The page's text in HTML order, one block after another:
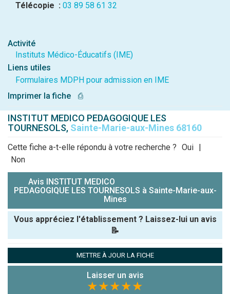
Télécopie : 03 89 58 61 32
Activité
Instituts Médico-Éducatifs (IME)
Liens utiles
Formulaires MDPH pour admission en IME
Imprimer la fiche
⎙
INSTITUT MEDICO PEDAGOGIQUE LES
TOURNESOLS, Sainte-Marie-aux-Mines 68160
Cette fiche a-t-elle répondu à votre recherche ? Oui |
Non
Avis INSTITUT MEDICO
PEDAGOGIQUE LES TOURNESOLS à Sainte-Marie-aux-
Mines
Vous appréciez l'établissement ? Laissez-lui un avis
📝
Note que vous souhaitez attribuer :
METTRE À JOUR LA FICHE
Laisser un avis
★★★★★